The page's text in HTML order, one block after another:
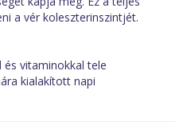
a vér koleszterinszintjét.
és vitaminokkal tele
kialakított napi